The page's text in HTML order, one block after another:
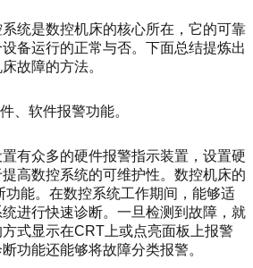
统是数控机床的核心所在，它的可靠
备运行的正常与否。下面总结提炼出
故障的方法。
、软件报警功能。
有众多的硬件报警指示装置，设置硬
高数控系统的可维护性。数控机床的
能。在数控系统工作期间，能够适
进行快速诊断。一旦检测到故障，就
式显示在CRT上或点亮面板上报警
功能还能够将故障分类报警。